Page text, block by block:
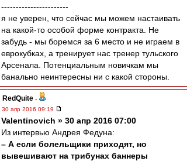
-----------------------
я не уверен, что сейчас мы можем настаивать
на какой-то особой форме контракта. Не
забудь - мы боремся за 6 место и не играем в
еврокубках, а тренирует нас тренер тульского
Арсенала. Потенциальным новичкам мы
банально неинтересны ни с какой стороны.
RedQuite -
30 апр 2016 09:19
Valentinovich » 30 апр 2016 07:00
Из интервью Андрея Федуна:
– А если болельщики приходят, но
вывешивают на трибунах баннеры